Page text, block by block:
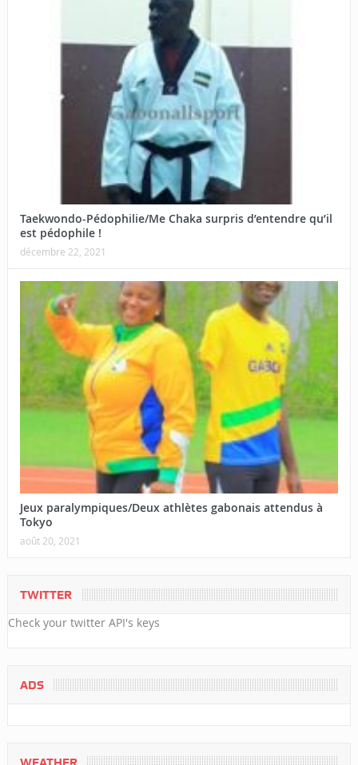
Taekwondo-Pédophilie/Me Chaka surpris d’entendre qu’il
est pédophile !
décembre 22, 2021
Jeux paralympiques/Deux athlètes gabonais attendus à
Tokyo
août 20, 2021
TWITTER
Check your twitter API's keys
ADS